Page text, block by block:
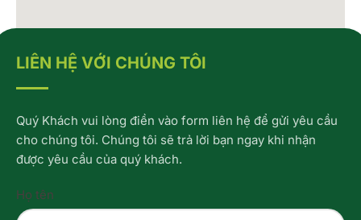
LIÊN HỆ VỚI CHÚNG TÔI
Quý Khách vui lòng điền vào form liên hệ để gửi yêu cầu
cho chúng tôi. Chúng tôi sẽ trả lời bạn ngay khi nhận
được yêu cầu của quý khách.
Họ tên